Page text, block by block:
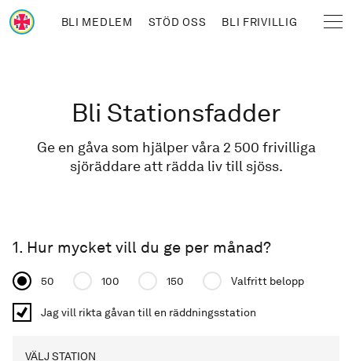
Hoppa till huvudinnehåll
BLI MEDLEM STÖD OSS BLI FRIVILLIG
Bli Stationsfadder
Ge en gåva som hjälper våra 2 500 frivilliga
sjöräddare att rädda liv till sjöss.
1. Hur mycket vill du ge per månad?
Donation amount
50 100 150 Valfritt belopp
Jag vill rikta gåvan till en räddningsstation
VÄLJ STATION